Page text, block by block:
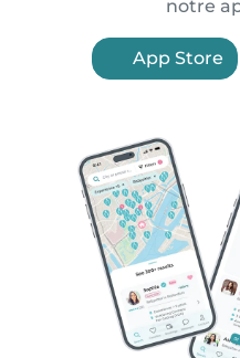
notre
App Store